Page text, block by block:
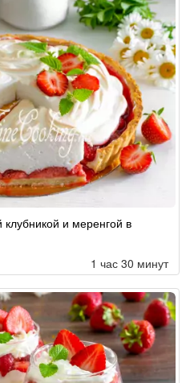
и меренгой в
1 час 30 минут